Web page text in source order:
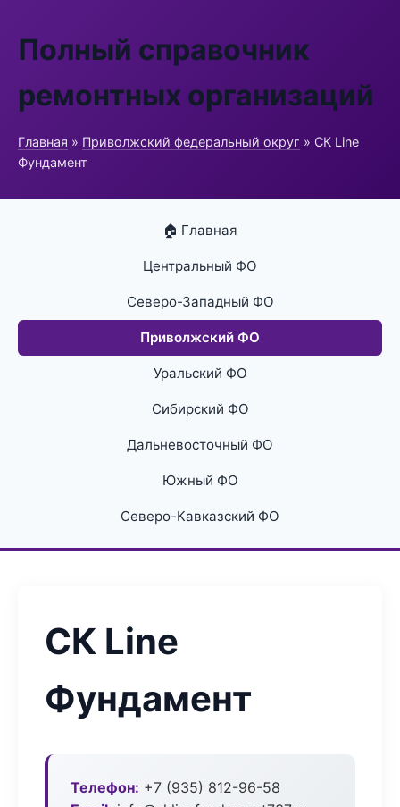
Полный справочник
ремонтных организаций
Главная » Приволжский федеральный округ » СК Line
Фундамент
🏠 Главная
Центральный ФО
Северо-Западный ФО
Приволжский ФО
Уральский ФО
Сибирский ФО
Дальневосточный ФО
Южный ФО
Северо-Кавказский ФО
СК Line
Фундамент
Телефон: +7 (935) 812-96-58